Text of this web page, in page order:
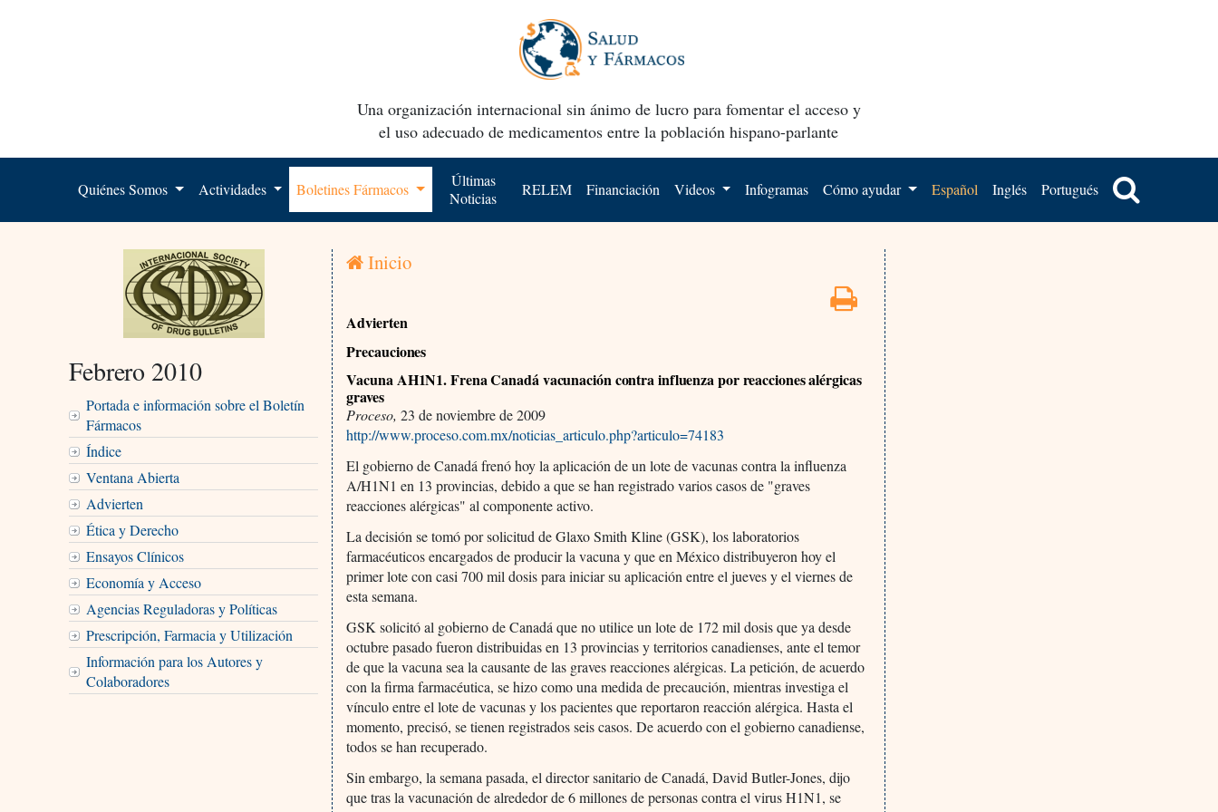
Una organización internacional sin ánimo de lucro para fomentar el acceso y
el uso adecuado de medicamentos entre la población hispano-parlante
Quiénes Somos Actividades Boletines Fármacos
Últimas
Noticias
RELEM Financiación Videos Infogramas Cómo ayudar Español Inglés Portugués
Febrero 2010
Portada e información sobre el Boletín
Fármacos
Índice
Ventana Abierta
Advierten
Ética y Derecho
Ensayos Clínicos
Economía y Acceso
Agencias Reguladoras y Políticas
Prescripción, Farmacia y Utilización
Información para los Autores y
Colaboradores
Inicio
Advierten
Precauciones
Vacuna AH1N1. Frena Canadá vacunación contra influenza por reacciones alérgicas
graves
Proceso, 23 de noviembre de 2009
http://www.proceso.com.mx/noticias_articulo.php?articulo=74183
El gobierno de Canadá frenó hoy la aplicación de un lote de vacunas contra la influenza
A/H1N1 en 13 provincias, debido a que se han registrado varios casos de "graves
reacciones alérgicas" al componente activo.
La decisión se tomó por solicitud de Glaxo Smith Kline (GSK), los laboratorios
farmacéuticos encargados de producir la vacuna y que en México distribuyeron hoy el
primer lote con casi 700 mil dosis para iniciar su aplicación entre el jueves y el viernes de
esta semana.
GSK solicitó al gobierno de Canadá que no utilice un lote de 172 mil dosis que ya desde
octubre pasado fueron distribuidas en 13 provincias y territorios canadienses, ante el temor
de que la vacuna sea la causante de las graves reacciones alérgicas. La petición, de acuerdo
con la firma farmacéutica, se hizo como una medida de precaución, mientras investiga el
vínculo entre el lote de vacunas y los pacientes que reportaron reacción alérgica. Hasta el
momento, precisó, se tienen registrados seis casos. De acuerdo con el gobierno canadiense,
todos se han recuperado.
Sin embargo, la semana pasada, el director sanitario de Canadá, David Butler-Jones, dijo
que tras la vacunación de alrededor de 6 millones de personas contra el virus H1N1, se